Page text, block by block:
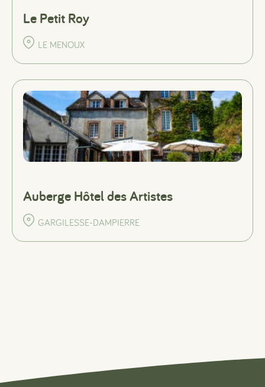
Le Petit Roy
LE MENOUX
Auberge Hôtel des Artistes
GARGILESSE-DAMPIERRE